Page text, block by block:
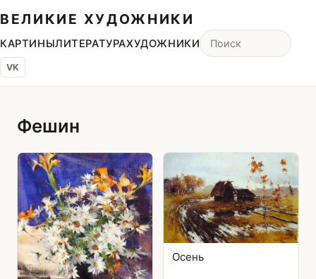
ВЕЛИКИЕ ХУДОЖНИКИ
КАРТИНЫЛИТЕРАТУРАХУДОЖНИКИ
VK
Фешин
Осень